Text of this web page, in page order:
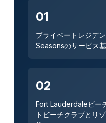
01
プライベートレジデ
Seasonsのサービス基
02
Fort Lauderdaleビー
トビーチクラブとリ